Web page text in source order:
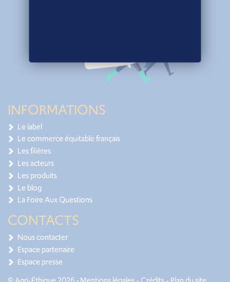
INFORMATIONS
Le label
Le commerce équitable français
Les filières
Les acteurs
Les produits
Le blog
La Foire Aux Questions
CONTACTS
Nous contacter
Espace partenaire
Espace presse